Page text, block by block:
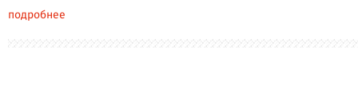
подробнее